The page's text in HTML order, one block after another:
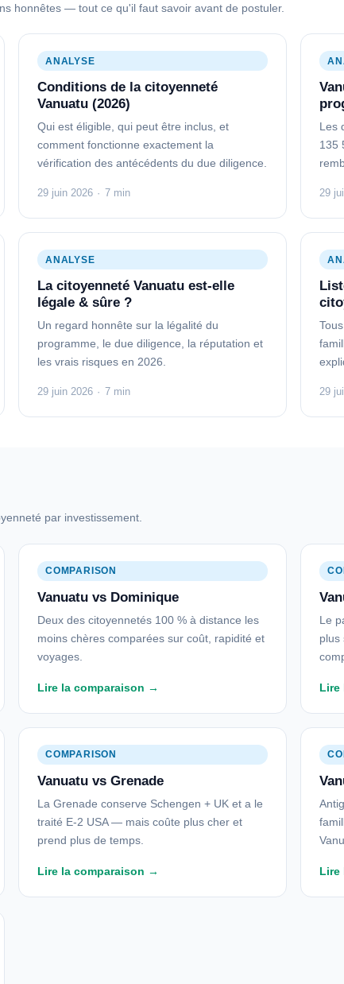
honnêtes — tout ce qu'il faut savoir avant de postuler.
ANALYSE
Conditions de la citoyenneté
Vanuatu (2026)
Qui est éligible, qui peut être inclus, et
comment fonctionne exactement la
vérification des antécédents du due diligence.
29 juin 2026 · 7 min
Les
135
29
ANALYSE
La citoyenneté Vanuatu est-elle
légale & sûre ?
Un regard honnête sur la légalité du
programme, le due diligence, la réputation et
les vrais risques en 2026.
29 juin 2026 · 7 min 29
par investissement.
COMPARISON
Vanuatu vs Dominique
Deux des citoyennetés 100 % à distance les
moins chères comparées sur coût, rapidité et
voyages.
Lire la comparaison →
Le
plus
Lire
COMPARISON
Vanuatu vs Grenade
La Grenade conserve Schengen + UK et a le
traité E-2 USA — mais coûte plus cher et
prend plus de temps.
Lire la comparaison → Lire